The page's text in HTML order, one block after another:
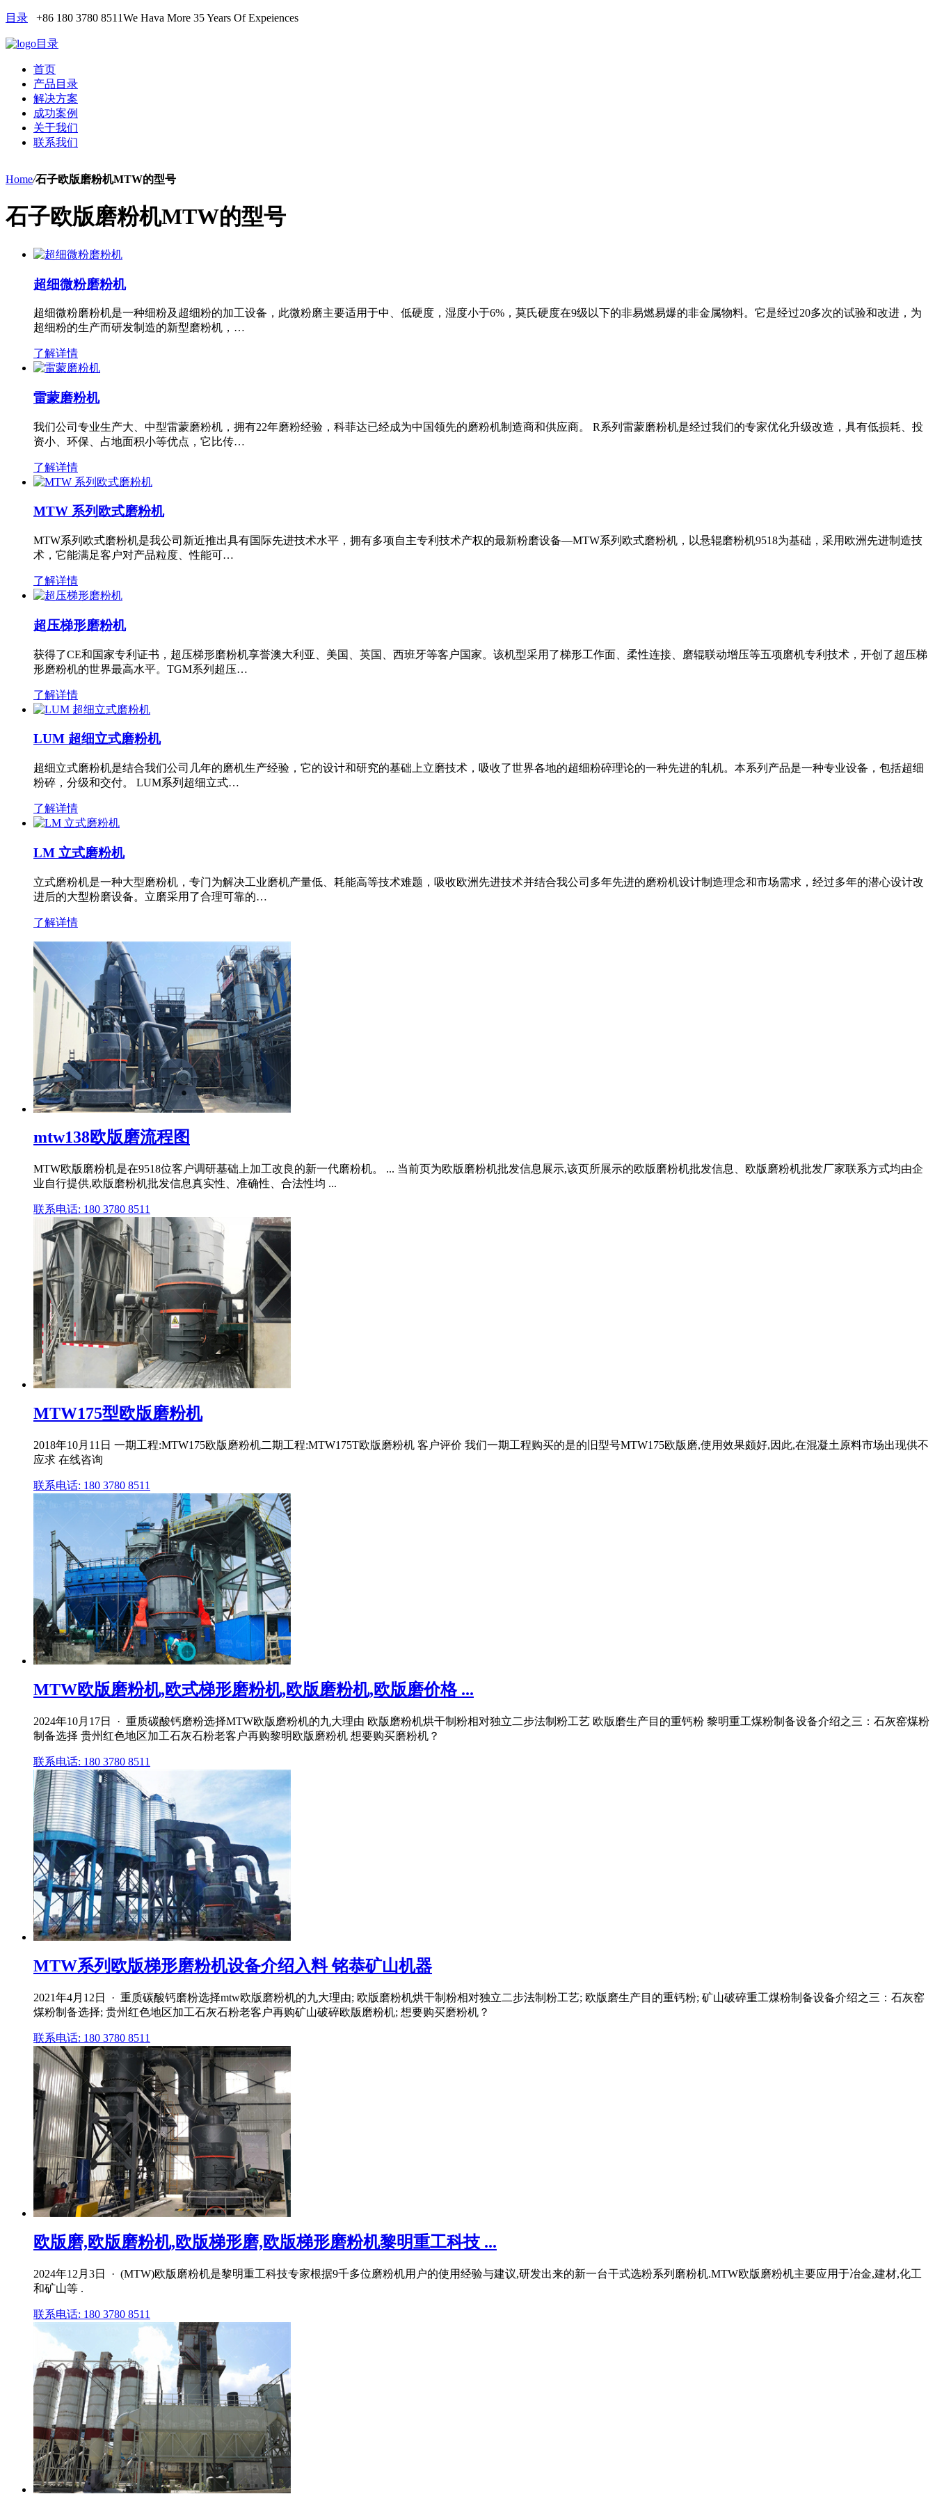
目录 +86 180 3780 8511We Hava More 35 Years Of Expeiences
目录
首页
产品目录
解决方案
成功案例
关于我们
联系我们
Home/石子欧版磨粉机MTW的型号
石子欧版磨粉机MTW的型号
超细微粉磨粉机
超细微粉磨粉机是一种细粉及超细粉的加工设备，此微粉磨主要适用于中、低硬度，湿度小于6%，莫氏硬度在9级以下的非易燃易爆的非金属物料。它是经过20多次的试验和改进，为
超细粉的生产而研发制造的新型磨粉机，…
了解详情
雷蒙磨粉机
我们公司专业生产大、中型雷蒙磨粉机，拥有22年磨粉经验，科菲达已经成为中国领先的磨粉机制造商和供应商。 R系列雷蒙磨粉机是经过我们的专家优化升级改造，具有低损耗、投
资小、环保、占地面积小等优点，它比传…
了解详情
MTW 系列欧式磨粉机
MTW系列欧式磨粉机是我公司新近推出具有国际先进技术水平，拥有多项自主专利技术产权的最新粉磨设备—MTW系列欧式磨粉机，以悬辊磨粉机9518为基础，采用欧洲先进制造技
术，它能满足客户对产品粒度、性能可…
了解详情
超压梯形磨粉机
获得了CE和国家专利证书，超压梯形磨粉机享誉澳大利亚、美国、英国、西班牙等客户国家。该机型采用了梯形工作面、柔性连接、磨辊联动增压等五项磨机专利技术，开创了超压梯
形磨粉机的世界最高水平。TGM系列超压…
了解详情
LUM 超细立式磨粉机
超细立式磨粉机是结合我们公司几年的磨机生产经验，它的设计和研究的基础上立磨技术，吸收了世界各地的超细粉碎理论的一种先进的轧机。本系列产品是一种专业设备，包括超细
粉碎，分级和交付。 LUM系列超细立式…
了解详情
LM 立式磨粉机
立式磨粉机是一种大型磨粉机，专门为解决工业磨机产量低、耗能高等技术难题，吸收欧洲先进技术并结合我公司多年先进的磨粉机设计制造理念和市场需求，经过多年的潜心设计改
进后的大型粉磨设备。立磨采用了合理可靠的…
了解详情
mtw138欧版磨流程图
MTW欧版磨粉机是在9518位客户调研基础上加工改良的新一代磨粉机。 ... 当前页为欧版磨粉机批发信息展示,该页所展示的欧版磨粉机批发信息、欧版磨粉机批发厂家联系方式均由企
业自行提供,欧版磨粉机批发信息真实性、准确性、合法性均 ...
联系电话: 180 3780 8511
MTW175型欧版磨粉机
2018年10月11日 一期工程:MTW175欧版磨粉机二期工程:MTW175T欧版磨粉机 客户评价 我们一期工程购买的是的旧型号MTW175欧版磨,使用效果颇好,因此,在混凝土原料市场出现供不
应求 在线咨询
联系电话: 180 3780 8511
MTW欧版磨粉机,欧式梯形磨粉机,欧版磨粉机,欧版磨价格 ...
2024年10月17日 · 重质碳酸钙磨粉选择MTW欧版磨粉机的九大理由 欧版磨粉机烘干制粉相对独立二步法制粉工艺 欧版磨生产目的重钙粉 黎明重工煤粉制备设备介绍之三：石灰窑煤粉
制备选择 贵州红色地区加工石灰石粉老客户再购黎明欧版磨粉机 想要购买磨粉机？
联系电话: 180 3780 8511
MTW系列欧版梯形磨粉机设备介绍入料 铭恭矿山机器
2021年4月12日 · 重质碳酸钙磨粉选择mtw欧版磨粉机的九大理由; 欧版磨粉机烘干制粉相对独立二步法制粉工艺; 欧版磨生产目的重钙粉; 矿山破碎重工煤粉制备设备介绍之三：石灰窑
煤粉制备选择; 贵州红色地区加工石灰石粉老客户再购矿山破碎欧版磨粉机; 想要购买磨粉机？
联系电话: 180 3780 8511
欧版磨,欧版磨粉机,欧版梯形磨,欧版梯形磨粉机黎明重工科技 ...
2024年12月3日 · (MTW)欧版磨粉机是黎明重工科技专家根据9千多位磨粉机用户的使用经验与建议,研发出来的新一台干式选粉系列磨粉机.MTW欧版磨粉机主要应用于冶金,建材,化工
和矿山等 .
联系电话: 180 3780 8511